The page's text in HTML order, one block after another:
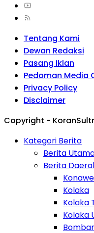
Tentang Kami
Dewan Redaksi
Pasang Iklan
Pedoman Media
Privacy Policy
Disclaimer
Copyright -
Kategori Berita
Berita
Berita
Konawe
Kolaka
Kolaka
Kolaka